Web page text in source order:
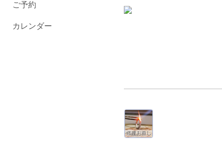
ご予約
カレンダー